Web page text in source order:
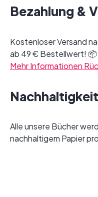
Bezahlung &
Kostenloser Versand
ab 49 € Bestellwert! 📦
Mehr Informationen
Nachhaltigkeit
Alle unsere Bücher
nachhaltigem Papier